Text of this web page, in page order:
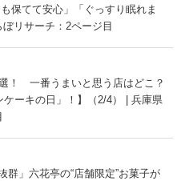
保てて安心」「ぐっすり眠れま
リサーチ：2ページ目
！ 一番うまいと思う店はどこ？
ケーキの日」！】（2/4） | 兵庫県
群」六花亭の“店舗限定”お菓子が